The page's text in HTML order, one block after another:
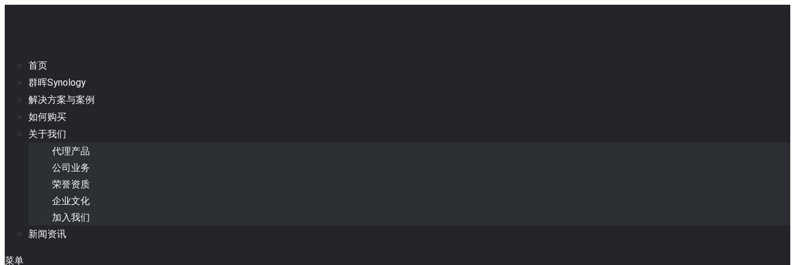
首页
群晖Synology
解决方案与案例
如何购买
关于我们
代理产品
公司业务
荣誉资质
企业文化
加入我们
新闻资讯
菜单